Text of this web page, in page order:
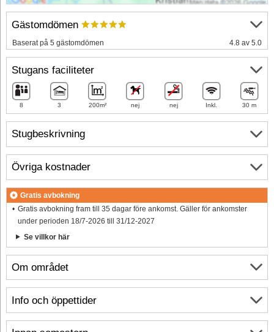
Stugbeskrivning
Om området
Info och öppettider
Gästomdömen
Baserat på 5 gästomdömen 4.8 av 5.0
Stugans faciliteter
8 3 200m² nej nej Inkl. 30 m
Övriga kostnader
Gratis avbokning
Gratis avbokning fram till 35 dagar före ankomst. Gäller för ankomster
under perioden 18/7-2026 till 31/12-2027
Se villkor här